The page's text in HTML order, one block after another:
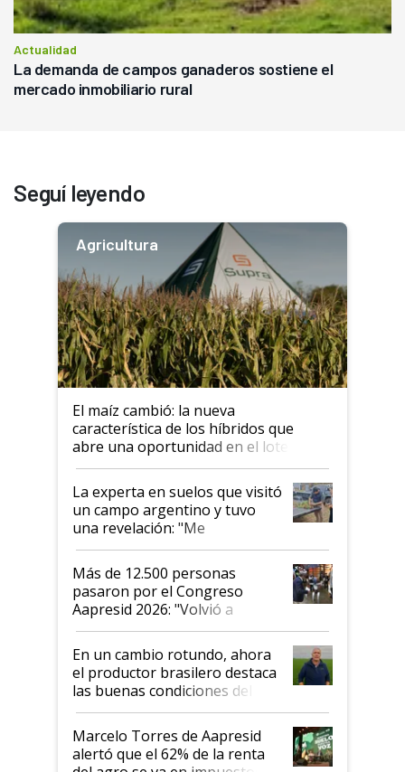
Actualidad
La demanda de campos ganaderos sostiene el
mercado inmobiliario rural
Seguí leyendo
Agricultura
El maíz cambió: la nueva
característica de los híbridos que
abre una oportunidad en el lote
La experta en suelos que visitó
un campo argentino y tuvo
una revelación: "Me
impresionó mucho"
Más de 12.500 personas
pasaron por el Congreso
Aapresid 2026: "Volvió a
demostrar que hablar del
suelo es hablar de todo el
sistema productivo"
En un cambio rotundo, ahora
el productor brasilero destaca
las buenas condiciones del
agro argentino para invertir:
"Los veo más motivados"
Marcelo Torres de Aapresid
alertó que el 62% de la renta